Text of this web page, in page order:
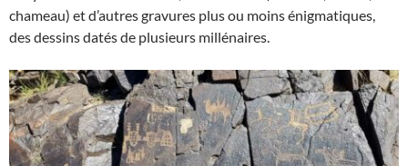
chameau) et d’autres gravures plus ou moins énigmatiques,
des dessins datés de plusieurs millénaires.